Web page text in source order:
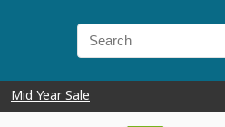
Mid Year Sale